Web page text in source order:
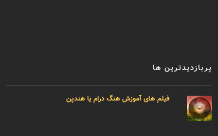
پربازدیدترین ها
فیلم های آموزش هنگ درام یا هندپن